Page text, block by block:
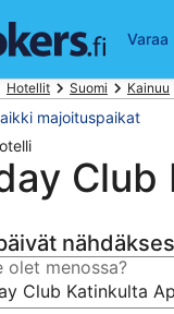
Varaa
Hotellit Suomi Kainuu
majoituspaikat
olet menossa?